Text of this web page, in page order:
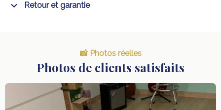
Retour et garantie
📸 Photos réelles
Photos de clients satisfaits